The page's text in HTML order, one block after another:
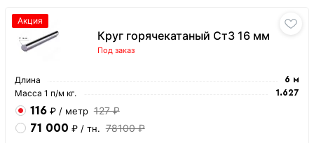
Круг горячекатаный Ст3 16 мм
Под заказ
Акция
Длина 6 м
Масса 1 п/м кг. 1.627
116 ₽ / метр 127 ₽
71 000 ₽ / тн. 78100 ₽